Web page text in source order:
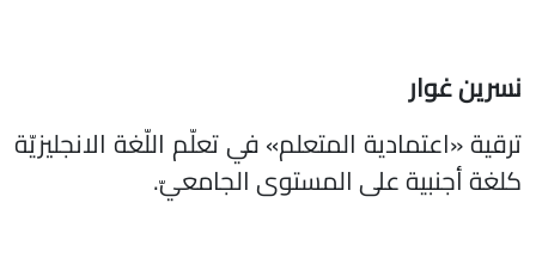
نسرين غوار
ترقية «اعتمادية المتعلم» في تعلّم اللّغة الانجليزيّة
كلغة أجنبية على المستوى الجامعيّ.